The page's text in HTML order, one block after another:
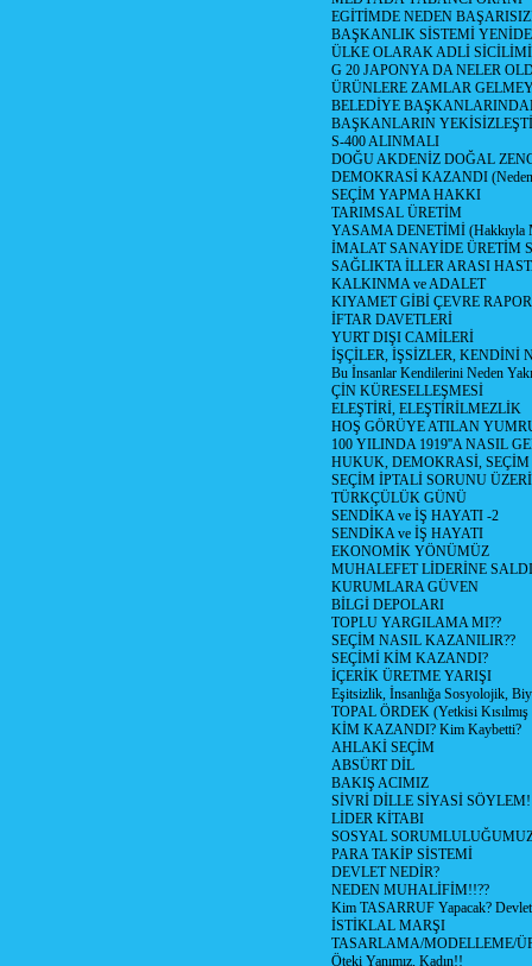
EGİTİMDE NEDEN
BAŞKANLIK SİSTEMİ
ÜLKE OLARAK ADLİ
G 20 JAPONYA DA NELER
ÜRÜNLERE ZAMLAR
BELEDİYE
BAŞKANLARIN
S-400 ALINMALI
DOĞU AKDENİZ DOĞAL
DEMOKRASİ KAZANDI (Neden
SEÇİM YAPMA HAKKI
TARIMSAL ÜRETİM
YASAMA DENETİMİ (Hakkıyla
İMALAT SANAYİDE ÜRETİM
SAĞLIKTA İLLER ARASI
KALKINMA ve ADALET
KIYAMET GİBİ ÇEVRE
İFTAR DAVETLERİ
YURT DIŞI CAMİLERİ
İŞÇİLER, İŞSİZLER, KENDİNİ
Bu İnsanlar Kendilerini Neden
ÇİN KÜRESELLEŞMESİ
ELEŞTİRİ, ELEŞTİRİLMEZLİK
HOŞ GÖRÜYE ATILAN
100 YILINDA 1919''A NASIL
HUKUK, DEMOKRASİ, SEÇİM
SEÇİM İPTALİ SORUNU
TÜRKÇÜLÜK GÜNÜ
SENDİKA ve İŞ HAYATI -2
SENDİKA ve İŞ HAYATI
EKONOMİK YÖNÜMÜZ
MUHALEFET LİDERİNE
KURUMLARA GÜVEN
BİLGİ DEPOLARI
TOPLU YARGILAMA MI??
SEÇİM NASIL KAZANILIR??
SEÇİMİ KİM KAZANDI?
İÇERİK ÜRETME YARIŞI
Eşitsizlik, İnsanlığa Sosyolojik,
TOPAL ÖRDEK (Yetkisi
KİM KAZANDI? Kim Kaybetti?
AHLAKİ SEÇİM
ABSÜRT DİL
BAKIŞ ACIMIZ
SİVRİ DİLLE SİYASİ
LİDER KİTABI
SOSYAL
PARA TAKİP SİSTEMİ
DEVLET NEDİR?
NEDEN MUHALİFİM!!??
Kim TASARRUF Yapacak? Devlet
İSTİKLAL MARŞI
TASARLAMA/MODELLEME/
Öteki Yanımız, Kadın!!